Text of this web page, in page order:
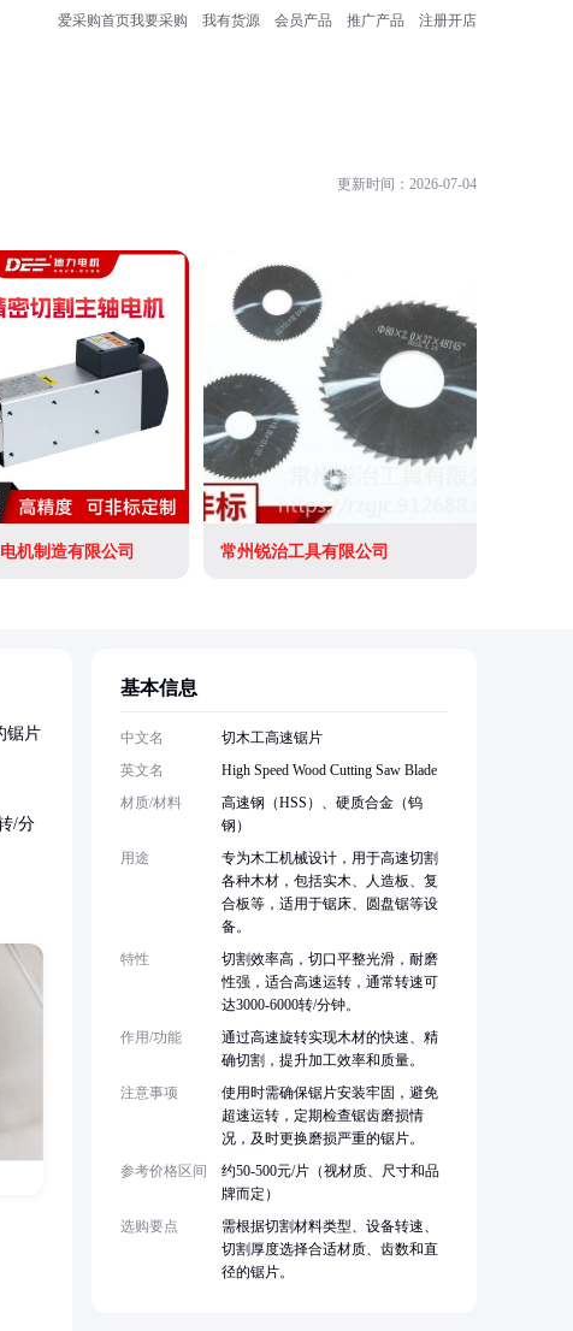
爱采购首页我要采购 我有货源 会员产品 推广产品 注册开店
更新时间：2026-07-04
机制造有限公司 常州锐治工具有限公司
锯片
/分
基本信息
中文名
切木工高速锯片
英文名
High Speed Wood Cutting Saw Blade
材质/材料
高速钢（HSS）、硬质合金（钨
钢）
用途
专为木工机械设计，用于高速切割
各种木材，包括实木、人造板、复
合板等，适用于锯床、圆盘锯等设
备。
特性
切割效率高，切口平整光滑，耐磨
性强，适合高速运转，通常转速可
达3000-6000转/分钟。
作用/功能
通过高速旋转实现木材的快速、精
确切割，提升加工效率和质量。
注意事项
使用时需确保锯片安装牢固，避免
超速运转，定期检查锯齿磨损情
况，及时更换磨损严重的锯片。
参考价格区间
约50-500元/片（视材质、尺寸和品
牌而定）
选购要点
需根据切割材料类型、设备转速、
切割厚度选择合适材质、齿数和直
径的锯片。